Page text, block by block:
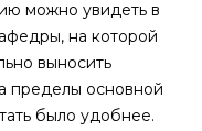
можно увидеть в
на которой
выносить
пределы основной
было удобнее.